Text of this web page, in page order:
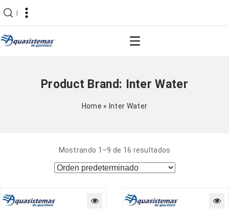
|
Product Brand: Inter Water
Home » Inter Water
Mostrando 1–9 de 16 resultados